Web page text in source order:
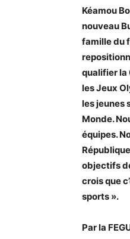
Kéamou
nouveau
famille du
qualifier la
les Jeux
les jeunes
Monde.
équipes.
objectifs
crois que
sports ».
Par la